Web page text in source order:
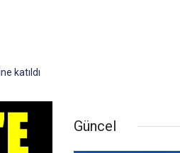
katıldı
Güncel